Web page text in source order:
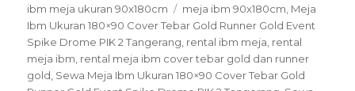
ibm meja ukuran 90x180cm
Tags
meja ibm 90x180cm Meja
Ibm Ukuran 180×90 Cover Tebar Gold Runner Gold Event
Spike Drome PIK 2 Tangerang rental ibm meja rental
meja ibm rental meja ibm cover tebar gold dan runner
gold Sewa Meja Ibm Ukuran 180×90 Cover Tebar Gold